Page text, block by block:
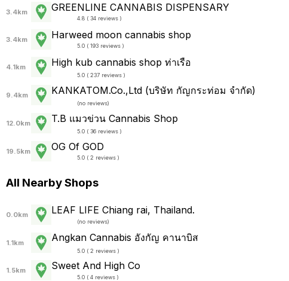
3.4km GREENLINE CANNABIS DISPENSARY
4.8 ( 34 reviews )
3.4km Harweed moon cannabis shop
5.0 ( 193 reviews )
4.1km High kub cannabis shop ท่าเรือ
5.0 ( 237 reviews )
9.4km KANKATOM.Co.,Ltd (บริษัท กัญกระท่อม จำกัด)
(no reviews)
12.0km T.B แมวข่วน Cannabis Shop
5.0 ( 36 reviews )
19.5km OG Of GOD
5.0 ( 2 reviews )
All Nearby Shops
0.0km LEAF LIFE Chiang rai, Thailand.
(no reviews)
1.1km Angkan Cannabis อังกัญ คานาบิส
5.0 ( 2 reviews )
1.5km Sweet And High Co
5.0 ( 4 reviews )